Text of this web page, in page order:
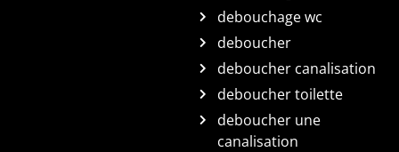
debouchage wc
deboucher
deboucher canalisation
deboucher toilette
deboucher une
canalisation